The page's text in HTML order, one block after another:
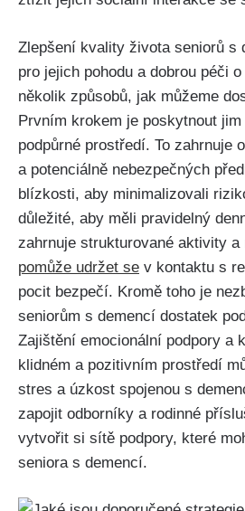
Zlepšení kvality života seniorů s
pro jejich pohodu a dobrou péči
několik způsobů, jak můžeme
Prvním krokem je poskytnout jim
podpůrné prostředí. To zahrnuje
a potenciálně nebezpečných
blízkosti, aby minimalizovali
důležité, aby měli pravidelný
zahrnuje strukturované aktivity a
pomůže udržet se v kontaktu s
pocit bezpečí. Kromě toho je
seniorům s demencí dostatek
Zajištění emocionální podpory a
klidném a pozitivním prostředí
stres a úzkost spojenou s
zapojit odborníky a rodinné
vytvořit si sítě podpory, které
seniora s demencí.